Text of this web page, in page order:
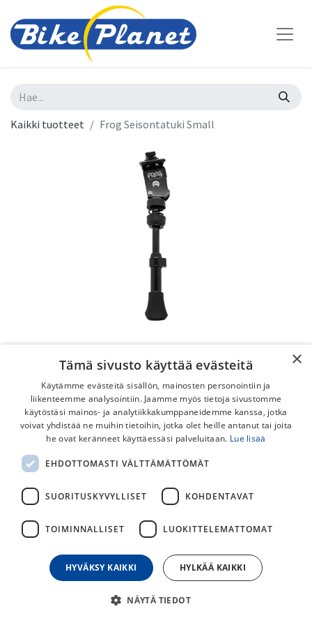
Kaikki tuotteet Frog Seisontatuki Small
Frog Seisontatuki Small
Frog small seisontatuki Frogin 14-18" pyörille.
Sopii lisäksi 20" Frog 53 pyörään.
25,00€
päivän alin hinta
×
Tämä sivusto käyttää evästeitä
Käytämme evästeitä sisällön, mainosten personointiin ja
liikenteemme analysointiin. Jaamme myös tietoja sivustomme
käytöstäsi mainos- ja analytiikkakumppaneidemme kanssa, jotka
voivat yhdistää ne muihin tietoihin, jotka olet heille antanut tai joita
he ovat keränneet käyttäessäsi palveluitaan. Lue lisää
EHDOTTOMASTI VÄLTTÄMÄTTÖMÄT
SUORITUSKYVYLLISET KOHDENTAVAT
TOIMINNALLISET LUOKITTELEMATTOMAT
HYVÄKSY KAIKKI HYLKÄÄ KAIKKI
NÄYTÄ TIEDOT